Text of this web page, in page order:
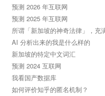
预测 2026 年互联网
预测 2025 年互联网
所谓「新加坡的神奇法律」，充
AI 分析出来的我是什么样的
新加坡的特定中文词汇
预测 2024 互联网
我看国产数据库
如何评价知乎的匿名机制？